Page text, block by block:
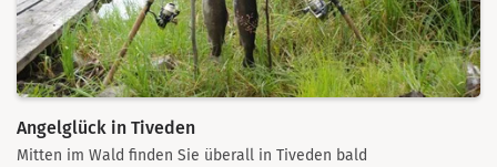
Angelglück in Tiveden
Mitten im Wald finden Sie überall in Tiveden bald